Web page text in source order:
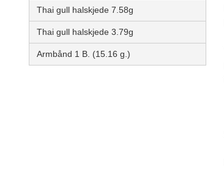
Thai gull halskjede 7.58g
Thai gull halskjede 3.79g
Armbånd 1 B. (15.16 g.)